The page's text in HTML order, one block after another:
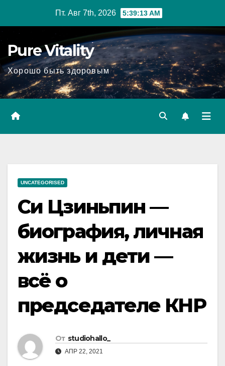
Пт. Авг 7th, 2026 5:39:14 AM
Pure Vitality
Хорошо быть здоровым
UNCATEGORISED
Си Цзиньпин —
биография, личная
жизнь и дети —
всё о
председателе КНР
От studiohallo_
АПР 22, 2021